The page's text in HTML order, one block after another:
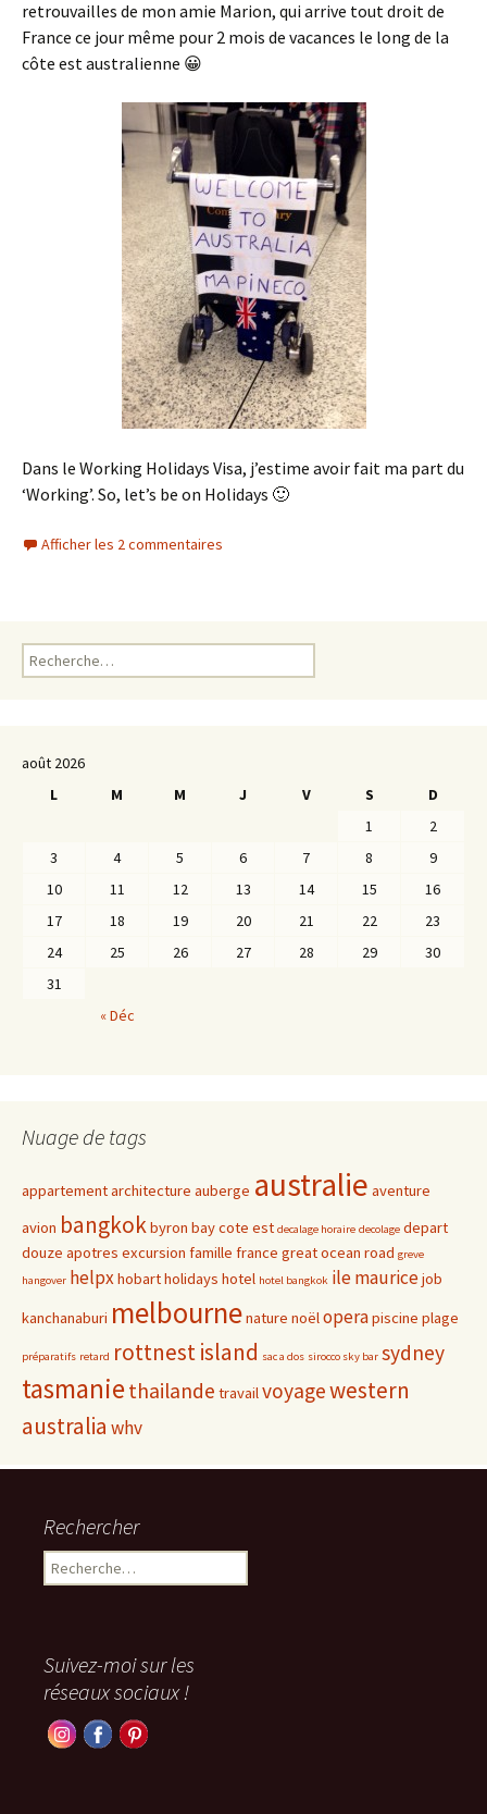
retrouvailles de mon amie Marion, qui arrive tout droit de
France ce jour même pour 2 mois de vacances le long de la
côte est australienne 😀
Dans le Working Holidays Visa, j’estime avoir fait ma part du
‘Working’. So, let’s be on Holidays 🙂
Afficher les 2 commentaires
Rechercher :
août 2026
L
M M J V S D
« Déc
1
2
3
4 5 6 7 8
9
10
11 12 13 14 15
16
17
18 19 20 21 22
23
24
25 26 27 28 29
30
31
Nuage de tags
appartementarchitecture auberge australie aventure
avion bangkokbyron baycote est decalage horaire decolage depart
douze apotres excursion famille france great ocean road greve
hangover helpxhobartholidays hotel hotel bangkok ile mauricejob
kanchanaburi melbournenature noëloperapiscine plage
préparatifs retard rottnest island sac a dos sirocco sky bar sydney
tasmaniethailande travailvoyagewestern
australia whv
Rechercher
Rechercher :
Suivez-moi sur les
réseaux sociaux !